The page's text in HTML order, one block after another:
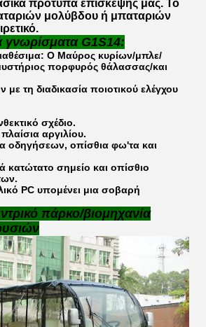
πρότυπα επίσκεψής μας. Το
μολύβδου ή μπαταριών
γνωρίσματα G1S14:
Ο Μαύρος κυρίων/μπλε/
πορφυρός θάλασσας/και
με τη διαδικασία ποιοτικού ελέγχου
σχέδιο.
αργιλίου.
οδηγήσεων, οπίσθια φω'τα και
κατώτατο σημείο και οπίσθιο
PC υπομένει μια σοβαρή
πάρκο/βιομηχανία